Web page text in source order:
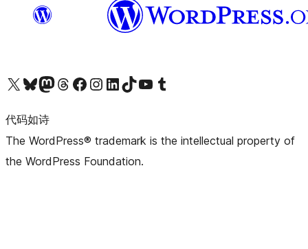
关注我们的 X（原 Twitter）账号访问我们的 Bluesky 账号关注我们的 Mastodon 账号访问我们的 Threads 账号 访问我们的 Facebook 公共主页关注我们的 Instagram 账号 关注我们的 LinkedIn 主页访问我们的 TikTok 账号访问我们的 YouTube 频道 访问我们的 Tumblr 账号
代码如诗
The WordPress® trademark is the intellectual property of
the WordPress Foundation.